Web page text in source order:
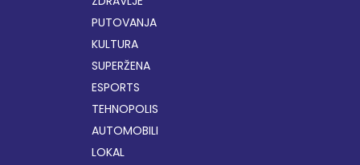
PUTOVANJA
KULTURA
SUPERŽENA
ESPORTS
TEHNOPOLIS
AUTOMOBILI
LOKAL